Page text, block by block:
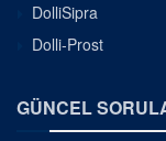
DolliSipra
Dolli-Prost
GÜNCEL